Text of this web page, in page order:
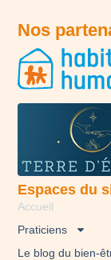
Nos
Espaces du
Accueil
Praticiens
Le blog du bien-